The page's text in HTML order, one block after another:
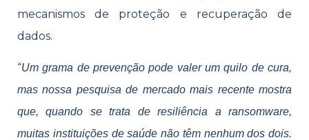
mecanismos de proteção e recuperação de
dados.
“Um grama de prevenção pode valer um quilo de cura,
mas nossa pesquisa de mercado mais recente mostra
que, quando se trata de resiliência a ransomware,
muitas instituições de saúde não têm nenhum dos dois.